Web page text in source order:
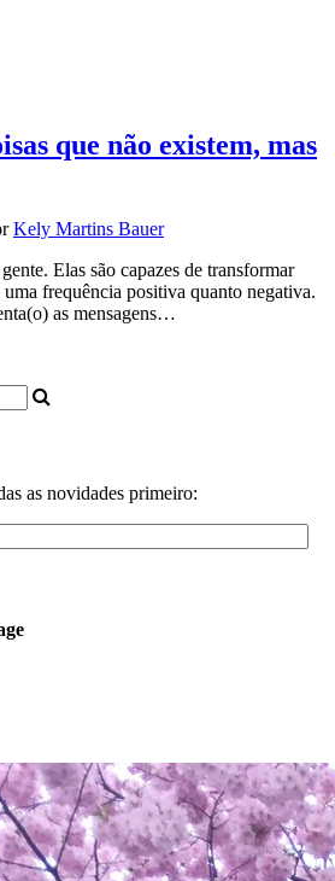
que não existem, mas
Kely Martins Bauer
Elas são capazes de transformar
uma frequência positiva quanto negativa.
as mensagens…
as novidades primeiro: